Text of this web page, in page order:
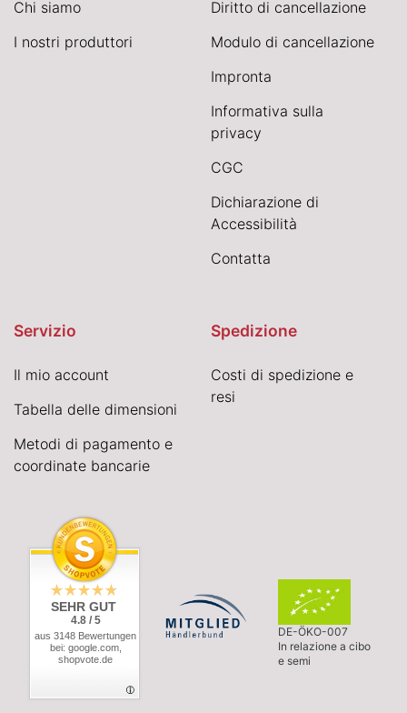
Chi siamo
I nostri produttori
Diritto di cancellazione
Modulo di cancellazione
Impronta
Informativa sulla
privacy
CGC
Dichiarazione di
Accessibilità
Contatta
Servizio
Il mio account
Tabella delle dimensioni
Metodi di pagamento e
coordinate bancarie
Spedizione
Costi di spedizione e
resi
SEHR GUT
4.8 / 5
aus 3148 Bewertungen
bei: google.com,
shopvote.de
DE-ÖKO-007
In relazione a cibo
e semi